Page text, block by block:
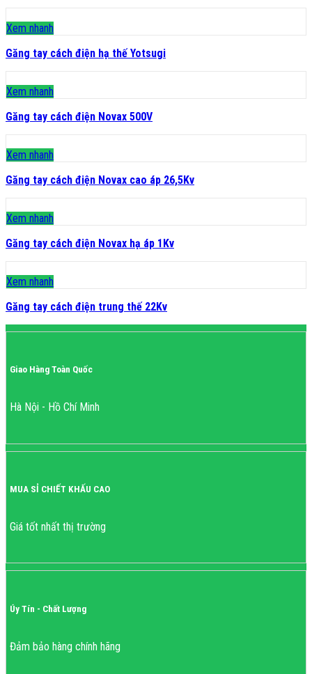
Xem nhanh
Găng tay cách điện hạ thế Yotsugi
Xem nhanh
Găng tay cách điện Novax 500V
Xem nhanh
Găng tay cách điện Novax cao áp 26,5Kv
Xem nhanh
Găng tay cách điện Novax hạ áp 1Kv
Xem nhanh
Găng tay cách điện trung thế 22Kv
Giao Hàng Toàn Quốc
Hà Nội - Hồ Chí Minh
MUA SỈ CHIẾT KHẤU CAO
Giá tốt nhất thị trường
Úy Tín - Chất Lượng
Đảm bảo hàng chính hãng